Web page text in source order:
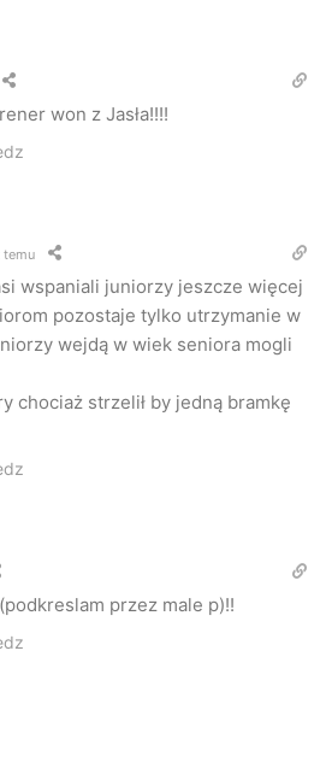
won z Jasła!!!!
temu
wspaniali juniorzy jeszcze więcej
pozostaje tylko utrzymanie w
wejdą w wiek seniora mogli
chociaż strzelił by jedną bramkę
przez male p)!!